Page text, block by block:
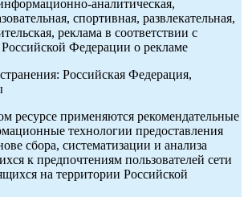
аналитическая,
спортивная, развлекательная,
реклама в соответствии с
Российской Федерации о рекламе
Российская Федерация,
ресурсе применяются рекомендательные
технологии предоставления
сбора, систематизации и анализа
к предпочтениям пользователей сети
на территории Российской